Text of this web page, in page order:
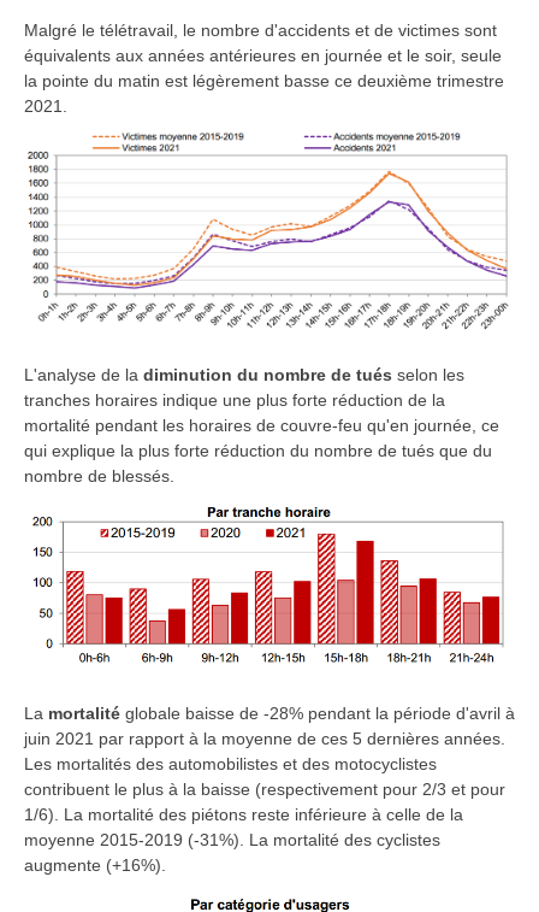
Malgré le télétravail, le nombre d'accidents et de victimes sont
équivalents aux années antérieures en journée et le soir, seule
la pointe du matin est légèrement basse ce deuxième trimestre
2021.
L'analyse de la diminution du nombre de tués selon les
tranches horaires indique une plus forte réduction de la
mortalité pendant les horaires de couvre-feu qu'en journée, ce
qui explique la plus forte réduction du nombre de tués que du
nombre de blessés.
La mortalité globale baisse de -28% pendant la période d'avril à
juin 2021 par rapport à la moyenne de ces 5 dernières années.
Les mortalités des automobilistes et des motocyclistes
contribuent le plus à la baisse (respectivement pour 2/3 et pour
1/6). La mortalité des piétons reste inférieure à celle de la
moyenne 2015-2019 (-31%). La mortalité des cyclistes
augmente (+16%).